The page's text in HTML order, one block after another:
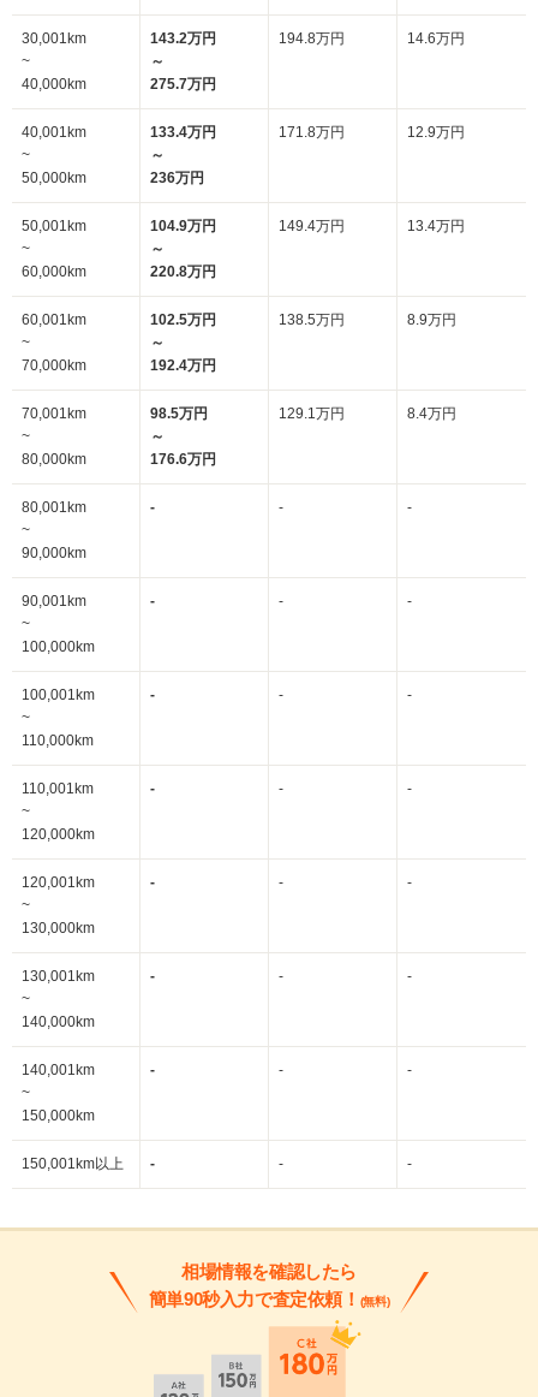
30,001km
~
40,000km
143.2万円
～
275.7万円
194.8万円 14.6万円
40,001km
~
50,000km
133.4万円
～
236万円
171.8万円 12.9万円
50,001km
~
60,000km
104.9万円
～
220.8万円
149.4万円 13.4万円
60,001km
~
70,000km
102.5万円
～
192.4万円
138.5万円 8.9万円
70,001km
~
80,000km
98.5万円
～
176.6万円
129.1万円 8.4万円
80,001km
~
90,000km
- - -
90,001km
~
100,000km
- - -
100,001km
~
110,000km
- - -
110,001km
~
120,000km
- - -
120,001km
~
130,000km
- - -
130,001km
~
140,000km
- - -
140,001km
~
150,000km
- - -
150,001km以上 - - -
相場情報を確認したら
簡単90秒入力で査定依頼！ (無料)